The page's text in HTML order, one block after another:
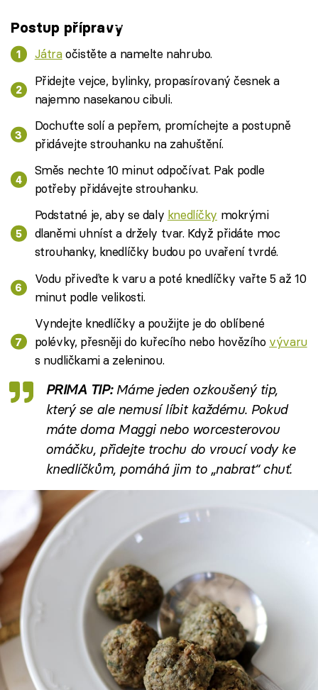
Failed to fetch
Postup přípravy
Játraočistěte a namelte nahrubo.
Přidejte vejce, bylinky, propasírovaný česnek a
najemno nasekanou cibuli.
Dochuťte solí a pepřem, promíchejte a postupně
přidávejte strouhanku na zahuštění.
Směs nechte 10 minut odpočívat. Pak podle
potřeby přidávejte strouhanku.
Podstatné je, aby se daly knedlíčky mokrými
dlaněmi uhníst a držely tvar. Když přidáte moc
strouhanky, knedlíčky budou po uvaření tvrdé.
Vodu přiveďte k varu a poté knedlíčky vařte 5 až 10
minut podle velikosti.
Vyndejte knedlíčky a použijte je do oblíbené
polévky, přesněji do kuřecího nebo hovězího vývaru
s nudličkami a zeleninou.
PRIMA TIP:Máme jeden ozkoušený tip,
který se ale nemusí líbit každému. Pokud
máte doma Maggi nebo worcesterovou
omáčku, přidejte trochu do vroucí vody ke
knedlíčkům, pomáhá jim to „nabrat“ chuť.